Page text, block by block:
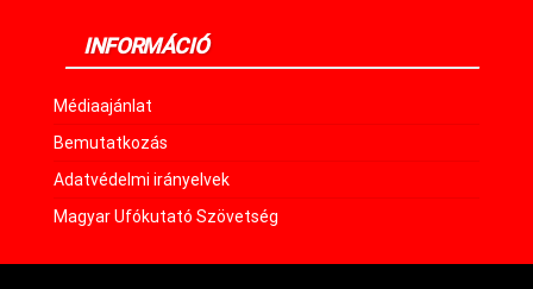
INFORMÁCIÓ
Médiaajánlat
Bemutatkozás
Adatvédelmi irányelvek
Magyar Ufókutató Szövetség